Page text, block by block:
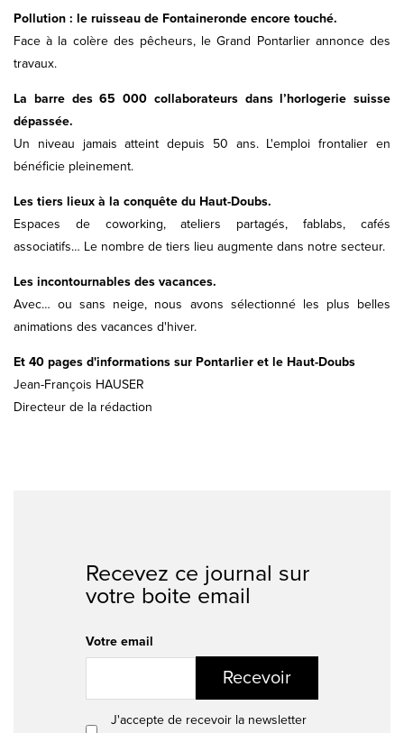
Pollution : le ruisseau de Fontaineronde encore touché.
Face à la colère des pêcheurs, le Grand Pontarlier annonce des
travaux.
La barre des 65 000 collaborateurs dans l’horlogerie suisse
dépassée.
Un niveau jamais atteint depuis 50 ans. L'emploi frontalier en
bénéficie pleinement.
Les tiers lieux à la conquête du Haut-Doubs.
Espaces de coworking, ateliers partagés, fablabs, cafés
associatifs… Le nombre de tiers lieu augmente dans notre secteur.
Les incontournables des vacances.
Avec… ou sans neige, nous avons sélectionné les plus belles
animations des vacances d'hiver.
Et 40 pages d'informations sur Pontarlier et le Haut-Doubs
Jean-François HAUSER
Directeur de la rédaction
Recevez ce journal sur
votre boite email
Votre email
Recevoir
J'accepte de recevoir la newsletter